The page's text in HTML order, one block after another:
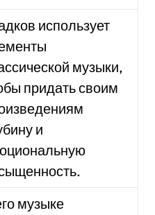
использует
музыки,
придать своим
и
музыке